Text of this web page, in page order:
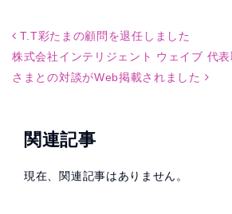
Post navigation
T.T彩たまの顧問を退任しました
株式会社インテリジェント ウェイブ 代
さまとの対談がWeb掲載されました
関連記事
現在、関連記事はありません。